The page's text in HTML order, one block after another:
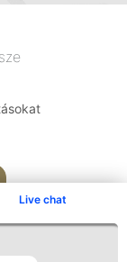
Live chat